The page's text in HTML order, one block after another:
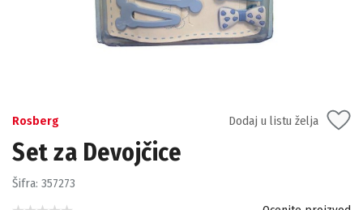
Rosberg Dodaj u listu želja
Set za Devojčice
Šifra: 357273